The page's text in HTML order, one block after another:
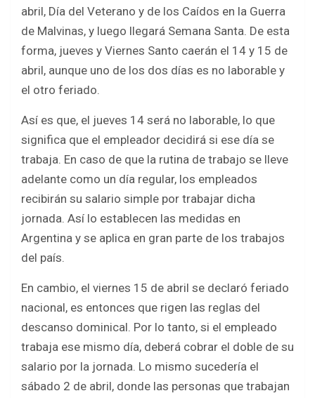
abril, Día del Veterano y de los Caídos en la Guerra
de Malvinas, y luego llegará Semana Santa. De esta
forma, jueves y Viernes Santo caerán el 14 y 15 de
abril, aunque uno de los dos días es no laborable y
el otro feriado.
Así es que, el jueves 14 será no laborable, lo que
significa que el empleador decidirá si ese día se
trabaja. En caso de que la rutina de trabajo se lleve
adelante como un día regular, los empleados
recibirán su salario simple por trabajar dicha
jornada. Así lo establecen las medidas en
Argentina y se aplica en gran parte de los trabajos
del país.
En cambio, el viernes 15 de abril se declaró feriado
nacional, es entonces que rigen las reglas del
descanso dominical. Por lo tanto, si el empleado
trabaja ese mismo día, deberá cobrar el doble de su
salario por la jornada. Lo mismo sucedería el
sábado 2 de abril, donde las personas que trabajan